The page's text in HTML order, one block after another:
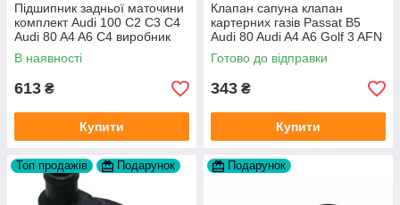
Підшипник задньої маточини
комплект Audi 100 C2 C3 C4
Audi 80 A4 A6 C4 виробник
FAG
В наявності
613 ₴
Купити
Клапан сапуна клапан
картерних газів Passat B5
Audi 80 Audi A4 A6 Golf 3 AFN
1Y AAZ 1Z AFF AEY AAZ AHB
AHU
Готово до відправки
343 ₴
Купити
Топ продажів Подарунок Подарунок